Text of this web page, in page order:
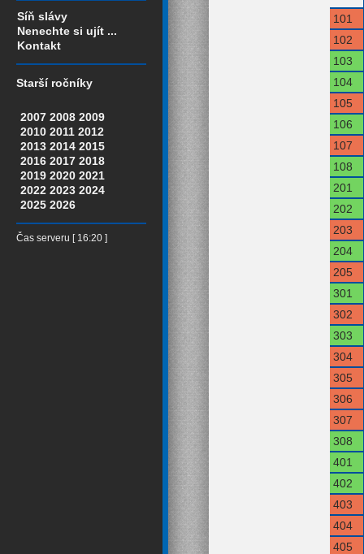
Síň slávy
Nenechte si ujít ...
Kontakt
Starší ročníky
2007 2008 2009
2010 2011 2012
2013 2014 2015
2016 2017 2018
2019 2020 2021
2022 2023 2024
2025 2026
Čas serveru [ 16:20 ]
101
102
103
104
105
106
107
108
201
202
203
204
205
301
302
303
304
305
306
307
308
401
402
403
404
405